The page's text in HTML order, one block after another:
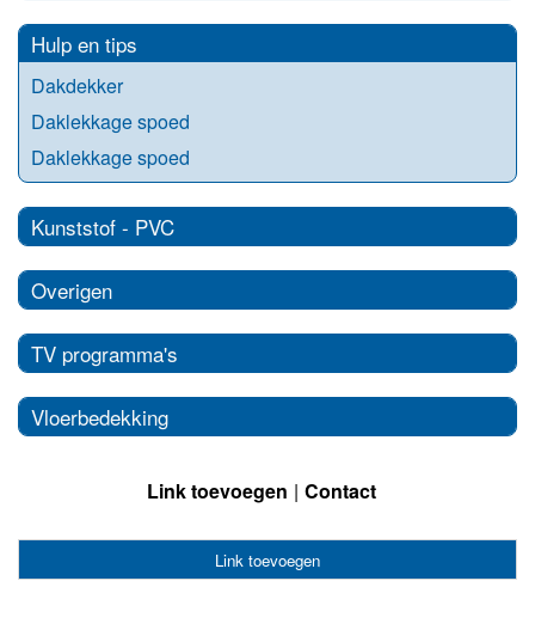
Hulp en tips
Dakdekker
Daklekkage spoed
Daklekkage spoed
Kunststof - PVC
Overigen
TV programma's
Vloerbedekking
Link toevoegen Contact
Link toevoegen